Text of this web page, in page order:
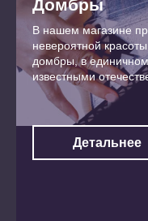
Домбры
В нашем магазине
невероятной
домбры, в
известными
Детальнее